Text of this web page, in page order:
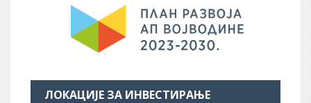
ЛОКАЦИЈЕ ЗА ИНВЕСТИРАЊЕ